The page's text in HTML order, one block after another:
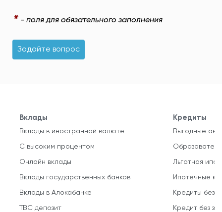
* - поля для обязательного заполнения
Задайте вопрос
Вклады
Вклады в иностранной валюте
С высоким процентом
Онлайн вклады
Вклады государственных банков
Вклады в Алокабанке
TBC депозит
Кредиты
Выгодные
Льготная
Ипотечные
Кредиты без
Кредит без